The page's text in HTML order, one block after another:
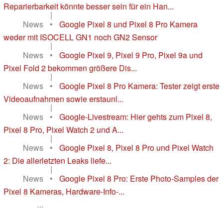
Reparierbarkeit könnte besser sein für ein Han...
|
News
•
Google Pixel 8 und Pixel 8 Pro Kamera
weder mit ISOCELL GN1 noch GN2 Sensor
|
News
•
Google Pixel 9, Pixel 9 Pro, Pixel 9a und
Pixel Fold 2 bekommen größere Dis...
|
News
•
Google Pixel 8 Pro Kamera: Tester zeigt erste
Videoaufnahmen sowie erstaunl...
|
News
•
Google-Livestream: Hier gehts zum Pixel 8,
Pixel 8 Pro, Pixel Watch 2 und A...
|
News
•
Google Pixel 8, Pixel 8 Pro und Pixel Watch
2: Die allerletzten Leaks liefe...
|
News
•
Google Pixel 8 Pro: Erste Photo-Samples der
Pixel 8 Kameras, Hardware-Info-...
...